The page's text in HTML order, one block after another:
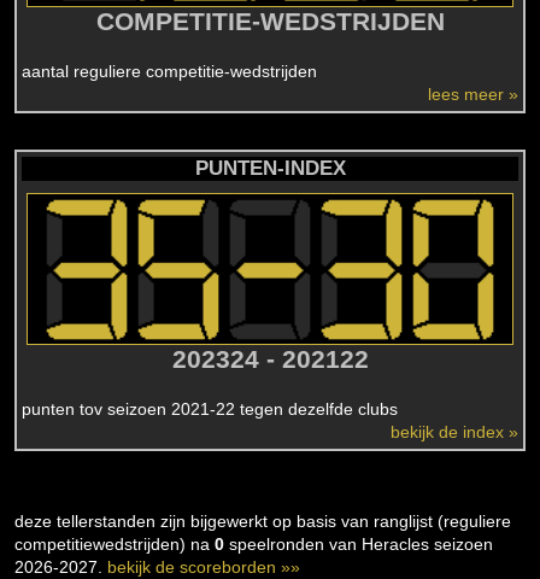
COMPETITIE-WEDSTRIJDEN
aantal reguliere competitie-wedstrijden
lees meer »
PUNTEN-INDEX
202324 - 202122
punten tov seizoen 2021-22 tegen dezelfde clubs
bekijk de index »
deze tellerstanden zijn bijgewerkt op basis van ranglijst (reguliere
competitiewedstrijden) na 0 speelronden van Heracles seizoen
2026-2027. bekijk de scoreborden »»